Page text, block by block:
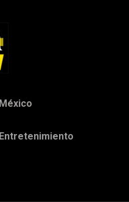
México
Entretenimiento